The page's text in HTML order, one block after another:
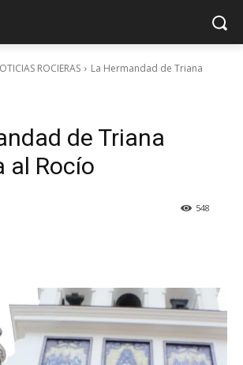
ROCIERAS
La Hermandad de Triana
de Triana
al Rocío
548